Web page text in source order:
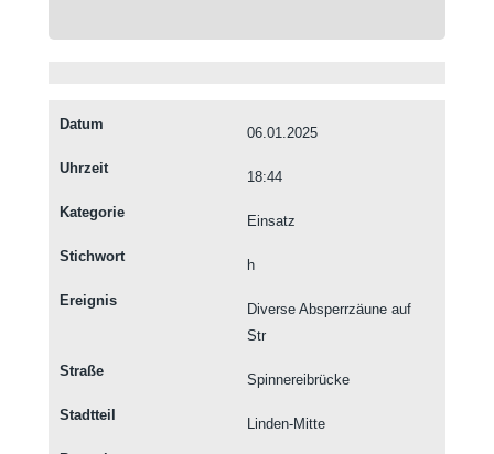
06.01.2025
18:44
Einsatz
h
Diverse Absperrzäune auf
Str
Spinnereibrücke
Linden-Mitte